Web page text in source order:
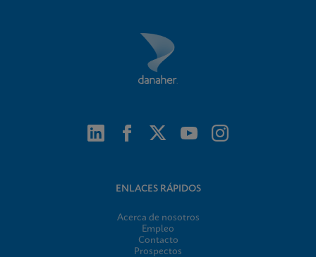
ENLACES RÁPIDOS
Acerca de nosotros
Empleo
Contacto
Prospectos